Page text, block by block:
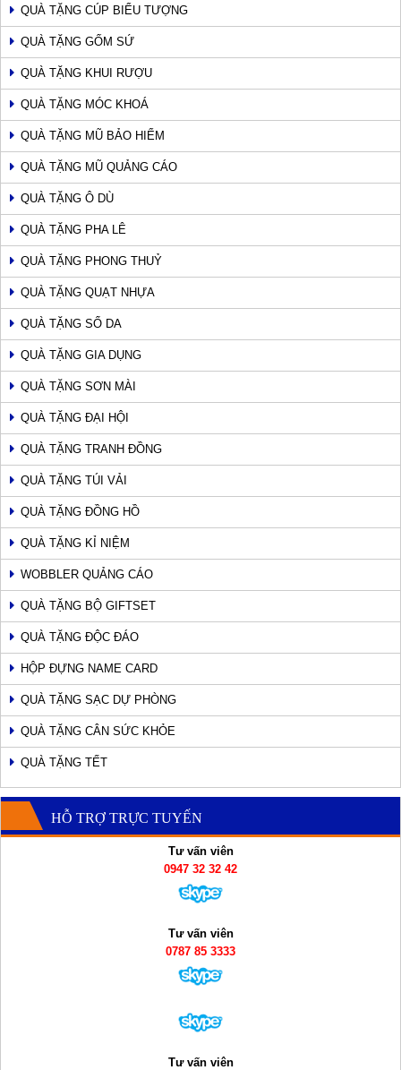
QUÀ TẶNG CÚP BIỂU TƯỢNG
QUÀ TẶNG GỐM SỨ
QUÀ TẶNG KHUI RƯỢU
QUÀ TẶNG MÓC KHOÁ
QUÀ TẶNG MŨ BẢO HIỂM
QUÀ TẶNG MŨ QUẢNG CÁO
QUÀ TẶNG Ô DÙ
QUÀ TẶNG PHA LÊ
QUÀ TẶNG PHONG THUỶ
QUÀ TẶNG QUẠT NHỰA
QUÀ TẶNG SỔ DA
QUÀ TẶNG GIA DỤNG
QUÀ TẶNG SƠN MÀI
QUÀ TẶNG ĐẠI HỘI
QUÀ TẶNG TRANH ĐỒNG
QUÀ TẶNG TÚI VẢI
QUÀ TẶNG ĐỒNG HỒ
QUÀ TẶNG KỈ NIỆM
WOBBLER QUẢNG CÁO
QUÀ TẶNG BỘ GIFTSET
QUÀ TẶNG ĐỘC ĐÁO
HỘP ĐỰNG NAME CARD
QUÀ TẶNG SẠC DỰ PHÒNG
QUÀ TẶNG CÂN SỨC KHỎE
QUÀ TẶNG TẾT
HỖ TRỢ TRỰC TUYẾN
Tư vấn viên
0947 32 32 42
Tư vấn viên
0787 85 3333
Tư vấn viên